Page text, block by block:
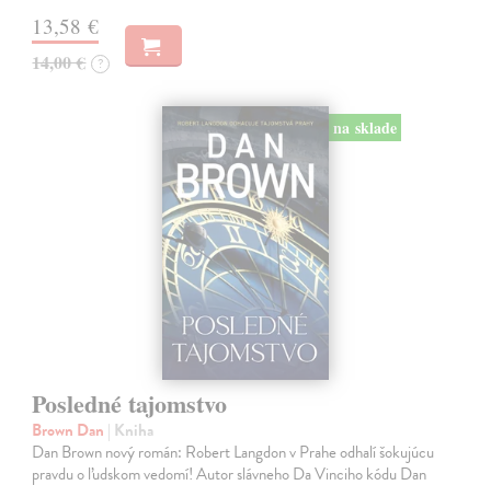
13,58 €
14,00 € ?
na sklade
Posledné tajomstvo
Brown Dan | Kniha
Dan Brown nový román: Robert Langdon v Prahe odhalí šokujúcu
pravdu o ľudskom vedomí! Autor slávneho Da Vinciho kódu Dan